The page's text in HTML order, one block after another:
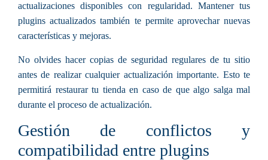
actualizaciones disponibles con regularidad. Mantener tus
plugins actualizados también te permite aprovechar nuevas
características y mejoras.
No olvides hacer copias de seguridad regulares de tu sitio
antes de realizar cualquier actualización importante. Esto te
permitirá restaurar tu tienda en caso de que algo salga mal
durante el proceso de actualización.
Gestión de conflictos y
compatibilidad entre plugins